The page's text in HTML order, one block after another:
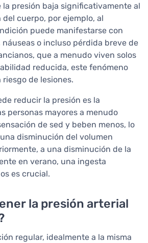
la presión baja significativamente al
cuerpo, por ejemplo, al
puede manifestarse con
o incluso pérdida breve de
que a menudo viven solos
reducida, este fenómeno
de lesiones.
reducir la presión es la
personas mayores a menudo
de sed y beben menos, lo
disminución del volumen
a una disminución de la
en verano, una ingesta
es crucial.
la presión arterial
regular, idealmente a la misma